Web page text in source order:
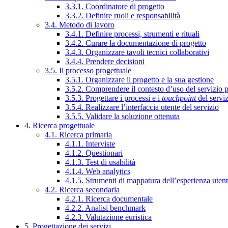
3.3.1. Coordinatore di progetto
3.3.2. Definire ruoli e responsabilità
3.4. Metodo di lavoro
3.4.1. Definire processi, strumenti e rituali
3.4.2. Curare la documentazione di progetto
3.4.3. Organizzare tavoli tecnici collaborativi
3.4.4. Prendere decisioni
3.5. Il processo progettuale
3.5.1. Organizzare il progetto e la sua gestione
3.5.2. Comprendere il contesto d’uso del servizio
3.5.3. Progettare i processi e i touchpointdel
3.5.4. Realizzare l’interfaccia utente del servizio
3.5.5. Validare la soluzione ottenuta
4. Ricerca progettuale
4.1. Ricerca primaria
4.1.1. Interviste
4.1.2. Questionari
4.1.3. Test di usabilità
4.1.4. Web analytics
4.1.5. Strumenti di mappatura dell’esperienza
4.2. Ricerca secondaria
4.2.1. Ricerca documentale
4.2.2. Analisi benchmark
4.2.3. Valutazione euristica
5. Progettazione dei servizi